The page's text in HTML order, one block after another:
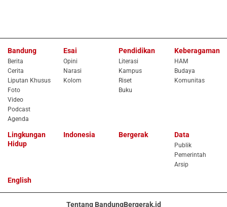
Bandung
Berita
Cerita
Liputan Khusus
Foto
Video
Podcast
Agenda
Esai
Opini
Narasi
Kolom
Pendidikan
Literasi
Kampus
Riset
Buku
Keberagaman
HAM
Budaya
Komunitas
Lingkungan
Hidup
Indonesia Bergerak Data
Publik
Pemerintah
Arsip
English
Tentang BandungBergerak.id